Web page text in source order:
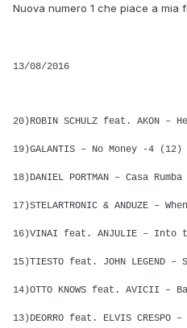
Nuova numero 1 che piace a mia
13/08/2016
20)ROBIN SCHULZ feat. AKON –
19)GALANTIS – No Money -4 (12)
18)DANIEL PORTMAN – Casa
17)STELARTRONIC & ANDUZE –
16)VINAI feat. ANJULIE –
15)TIESTO feat. JOHN LEGEND
14)OTTO KNOWS feat. AVICII –
13)DEORRO feat. ELVIS